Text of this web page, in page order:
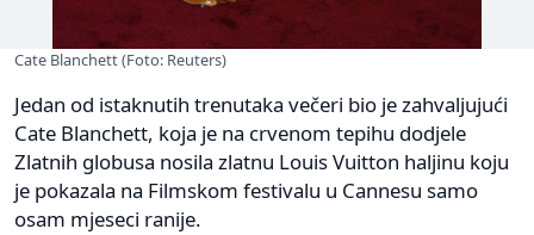
Cate Blanchett (Foto: Reuters)
Jedan od istaknutih trenutaka večeri bio je zahvaljujući
Cate Blanchett, koja je na crvenom tepihu dodjele
Zlatnih globusa nosila zlatnu Louis Vuitton haljinu koju
je pokazala na Filmskom festivalu u Cannesu samo
osam mjeseci ranije.